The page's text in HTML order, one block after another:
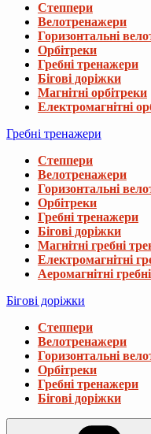
Степпери
Велотренажери
Горизонтальні
Орбітреки
Гребні тренажери
Бігові доріжки
Магнітні орбітреки
Електромагнітні
Гребні тренажери
Степпери
Велотренажери
Горизонтальні
Орбітреки
Гребні тренажери
Бігові доріжки
Магнітні гребні
Електромагнітні
Аеромагнітні
Бігові доріжки
Степпери
Велотренажери
Горизонтальні
Орбітреки
Гребні тренажери
Бігові доріжки